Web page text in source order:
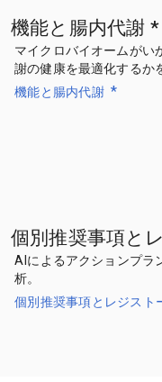
機能と腸内代謝 *
マイクロバイオームがい
謝の健康を最適化するか
機能と腸内代謝 *
個別推奨事項と
AIによるアクションプラ
析。
個別推奨事項とレジスト